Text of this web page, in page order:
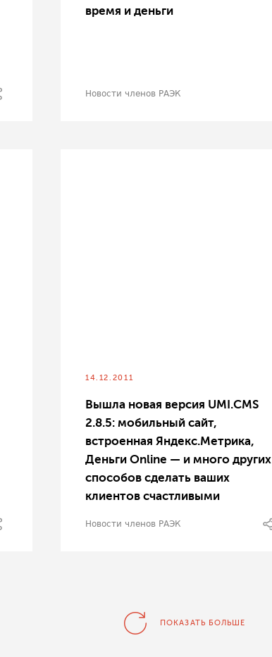
время и деньги
Новости членов РАЭК
14.12.2011
Вышла новая версия UMI.CMS
2.8.5: мобильный сайт,
встроенная Яндекс.Метрика,
Деньги Online — и много других
способов сделать ваших
клиентов счастливыми
Новости членов РАЭК
ПОКАЗАТЬ БОЛЬШЕ